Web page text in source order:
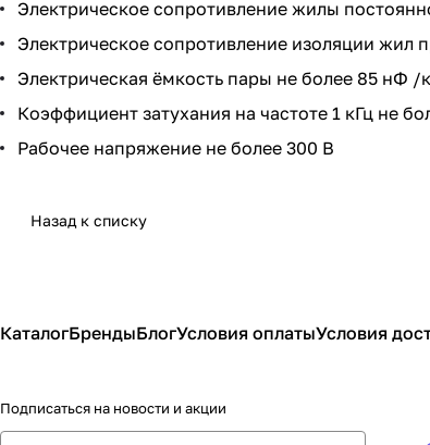
Электрическое сопротивление жилы
Электрическое сопротивление изоляции жил
Электрическая ёмкость пары не более 85 нФ /
Коэффициент затухания на частоте 1 кГц не
Рабочее напряжение не более 300 В
Назад к списку
КаталогБрендыБлогУсловия оплатыУсловия
Подписаться на новости и акции